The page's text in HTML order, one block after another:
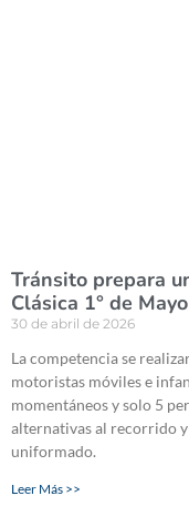
Tránsito prepara
Clásica 1° de Mayo
30 de abril de 2026
La competencia se
motoristas móviles e
momentáneos y solo 5
alternativas al recorrido
uniformado.
Leer Más >>